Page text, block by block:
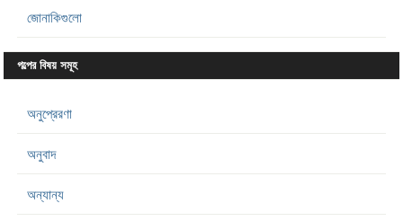
জোনাকিগুলো
গল্পের বিষয় সমূহ
অনুপ্রেরণা
অনুবাদ
অন্যান্য